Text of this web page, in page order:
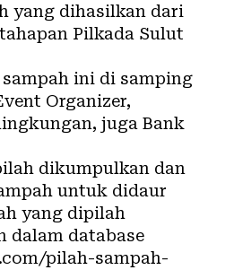
yang dihasilkan dari
Pilkada Sulut
ini di samping
Organizer,
juga Bank
dikumpulkan dan
untuk didaur
yang dipilah
dalam database
pilah-sampah-